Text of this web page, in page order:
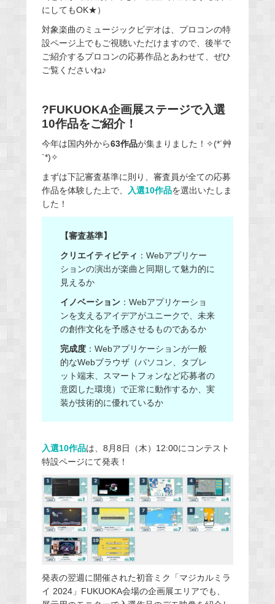
にしてもOK★）
対象楽曲のミュージックビデオは、プロコンの特
設ページ上でもご視聴いただけますので、後半で
ご紹介するプロコンの応募作品とあわせて、ぜひ
ご覧くださいね♪
?FUKUOKA企画展ステージで入選
10作品をご紹介！
今年は国内外から63作品が集まりました！✧(*´艸
`*)✧
まずは下記審査基準に則り、審査員が全ての応募
作品を体験した上で、
入選10作品を選出いたしま
した！
【審査基準】
クリエイティビティ ：Webアプリケー
ションの演出が楽曲と同期して魅力的に
見えるか
イノベーション：Webアプリケーショ
ンを支えるアイデアがユニークで、未来
の創作文化を予感させるものであるか
完成度：Webアプリケーションが一般
的なWebブラウザ（パソコン、タブレ
ット端末、スマートフォンなど応募者の
意図した環境）で正常に動作するか、実
装が技術的に優れているか
入選10作品は、8月8日（木）12:00にコンテスト
特設ページにて発表！
発表の翌週に開催された初音ミク「マジカルミラ
イ 2024」FUKUOKA会場の企画展エリアでも、